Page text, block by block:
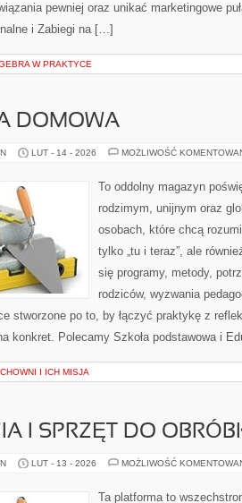
pewniej oraz unikać marketingowe
i Zabiegi na […]
W PRAKTYCE
DOMOWA
LUT - 14 - 2026 MOŻLIWOŚĆ
To oddolny magazyn
rodzimym, unijnym oraz
osobach, które chcą
tylko „tu i teraz”, ale
się programy, metody,
rodziców, wyzwania
stworzone po to, by łączyć praktykę z
konkret. Polecamy Szkoła podstawowa i
I ICH MISJA
I SPRZĘT DO
LUT - 13 - 2026 MOŻLIWOŚĆ
Ta platforma to